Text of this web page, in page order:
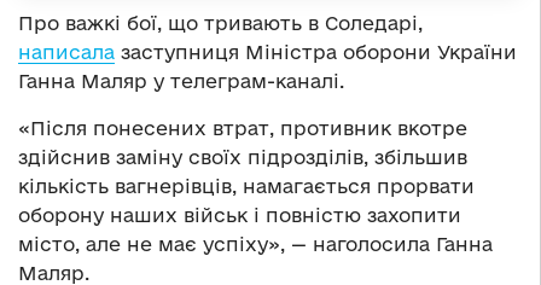
Про важкі бої, що тривають в Соледарі,
написала заступниця Міністра оборони України
Ганна Маляр у телеграм-каналі.
«Після понесених втрат, противник вкотре
здійснив заміну своїх підрозділів, збільшив
кількість вагнерівців, намагається прорвати
оборону наших військ і повністю захопити
місто, але не має успіху», — наголосила Ганна
Маляр.